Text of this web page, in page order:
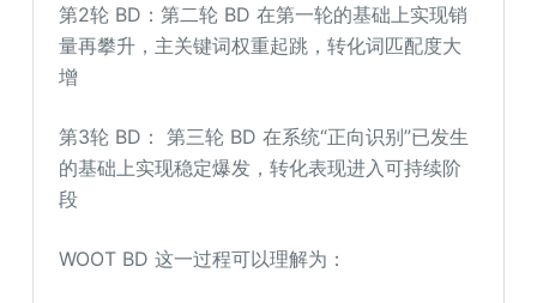
第2轮 BD：第二轮 BD 在第一轮的基础上实现销
量再攀升，主关键词权重起跳，转化词匹配度大
增
第3轮 BD： 第三轮 BD 在系统“正向识别”已发生
的基础上实现稳定爆发，转化表现进入可持续阶
段
WOOT BD 这一过程可以理解为：